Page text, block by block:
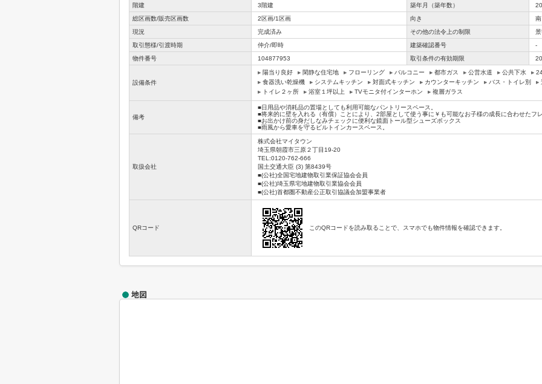
階建
3階建 築年月（築年数）
総区画数/販売区画数
2区画/1区画 向き
南
現況
完成済み その他の法令上の制限
取引態様/引渡時期
仲介/即時 建築確認番号
-
物件番号
104877953 取引条件の有効期限
設備条件
陽当り良好 閑静な住宅地 フローリング バルコニー 都市ガス 公営水道 公共下水
食器洗い乾燥機
システムキッチン 対面式キッチン カウンターキッチン バス・トイレ別
トイレ２ヶ所
浴室１坪以上 TVモニタ付インターホン 複層ガラス
備考
■日用品や消耗品の置場としても利用可能なパントリースペース。
■将来的に壁を入れる（有償）ことにより、2部屋として使う事に￥も可能なお子様の成長に合わせたフ
■お出かけ前の身だしなみチェックに便利な鏡面トール型シューズボックス
■雨風から愛車を守るビルトインカースペース。
取扱会社
株式会社マイタウン
埼玉県朝霞市三原２丁目19-20
TEL:0120-762-666
国土交通大臣 (3) 第8439号
■(公社)全国宅地建物取引業保証協会会員
■(公社)埼玉県宅地建物取引業協会会員
■(公社)首都圏不動産公正取引協議会加盟事業者
QRコード このQRコードを読み取ることで、スマホでも物件情報を確認できます。
地図